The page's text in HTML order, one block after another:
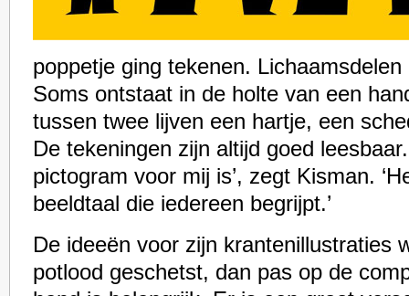
poppetje ging tekenen.
Soms ontstaat in de holte van een
tussen twee lijven een hartje, een
De tekeningen zijn altijd goed
pictogram voor mij is’, zegt Kisman.
beeldtaal die iedereen begrijpt.’
De ideeën voor zijn krantenillustraties
potlood geschetst, dan pas op de